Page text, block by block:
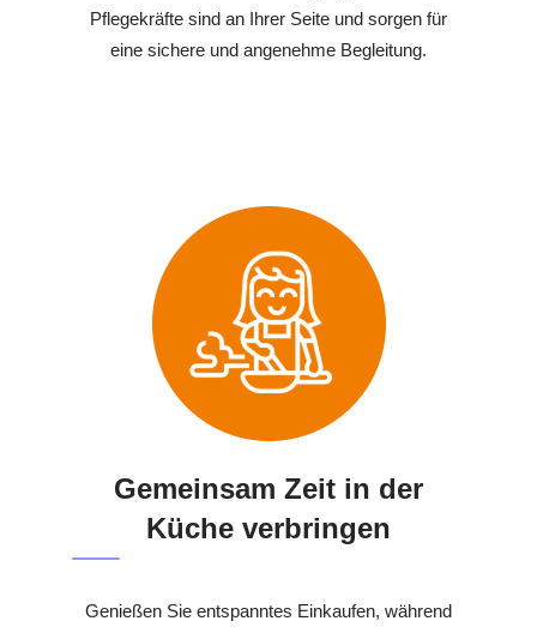
Pflegekräfte sind an Ihrer Seite und sorgen für
eine sichere und angenehme Begleitung.
Gemeinsam Zeit in der
Küche verbringen
Genießen Sie entspanntes Einkaufen, während